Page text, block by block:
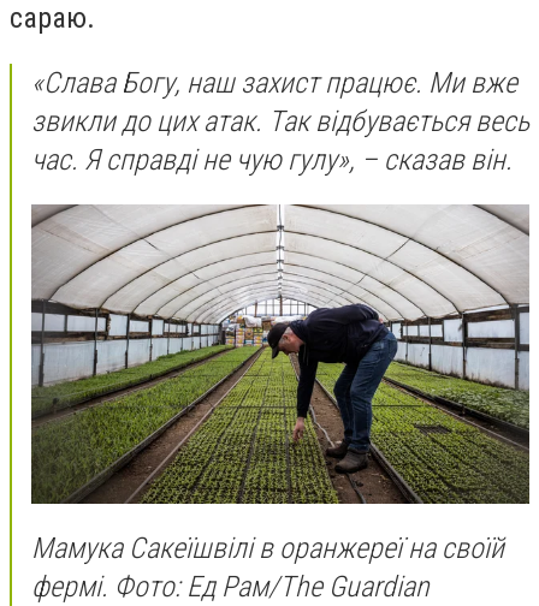
сараю.
«Слава Богу, наш захист працює. Ми вже
звикли до цих атак. Так відбувається весь
час. Я справді не чую гулу», – сказав він.
Мамука Сакеїшвілі в оранжереї на своїй
фермі. Фото: Ед Рам/The Guardian